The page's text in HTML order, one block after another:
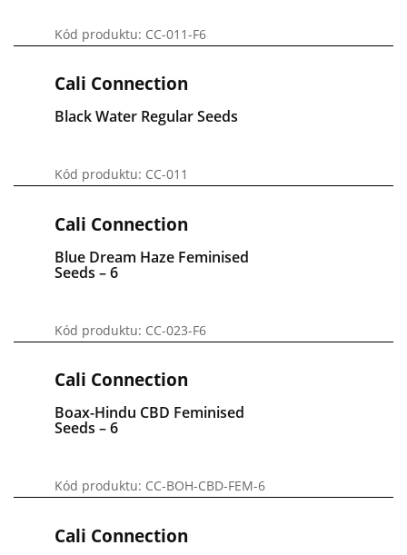
Kód produktu: CC-011-F6
Cali Connection
Black Water Regular Seeds
Kód produktu: CC-011
Cali Connection
Blue Dream Haze Feminised
Seeds – 6
Kód produktu: CC-023-F6
Cali Connection
Boax-Hindu CBD Feminised
Seeds – 6
Kód produktu: CC-BOH-CBD-FEM-6
Cali Connection